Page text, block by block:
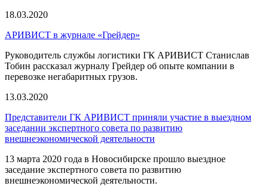
18.03.2020
АРИВИСТ в журнале «Грейдер»
Руководитель службы логистики ГК АРИВИСТ Станислав
Тобин рассказал журналу Грейдер об опыте компании в
перевозке негабаритных грузов.
13.03.2020
Представители ГК АРИВИСТ приняли участие в выездном
заседании экспертного совета по развитию
внешнеэкономической деятельности
13 марта 2020 года в Новосибирске прошло выездное
заседание экспертного совета по развитию
внешнеэкономической деятельности.